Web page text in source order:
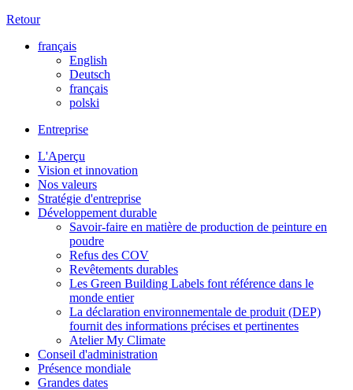
Retour
français
English
Deutsch
français
polski
Entreprise
L'Aperçu
Vision et innovation
Nos valeurs
Stratégie d'entreprise
Développement durable
Savoir-faire en matière de production de peinture en
poudre
Refus des COV
Revêtements durables
Les Green Building Labels font référence dans le
monde entier
La déclaration environnementale de produit (DEP)
fournit des informations précises et pertinentes
Atelier My Climate
Conseil d'administration
Présence mondiale
Grandes dates